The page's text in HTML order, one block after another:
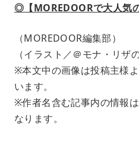
◎【MOREDOORで大人気
（MOREDOOR編集部）
（イラスト／＠モナ・リザ
※本文中の画像は投稿主様
います。
※作者名含む記事内の情報
なります。